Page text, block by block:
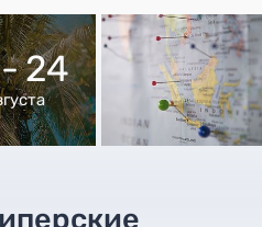
24